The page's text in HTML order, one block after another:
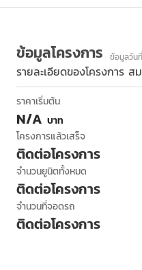
ข้อมูลโครงการ ข้อมูลวัน
รายละเอียดของโครงการ ส
ราคาเริ่มต้น
N/A บาท
โครงการแล้วเสร็จ
ติดต่อโครงการ
จำนวนยูนิตทั้งหมด
ติดต่อโครงการ
จำนวนที่จอดรถ
ติดต่อโครงการ